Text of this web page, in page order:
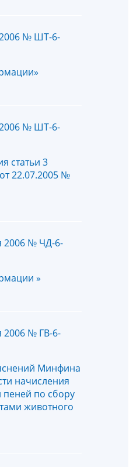
№ ШТ-6-
№ ШТ-6-
статьи 3
22.07.2005 №
2006 № ЧД-6-
»
2006 № ГВ-6-
Минфина
начисления
по сбору
животного